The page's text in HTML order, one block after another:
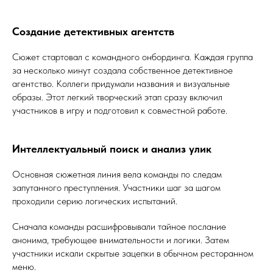
Создание детективных агентств
Сюжет стартовал с командного онбординга. Каждая группа
за несколько минут создала собственное детективное
агентство. Коллеги придумали названия и визуальные
образы. Этот легкий творческий этап сразу включил
участников в игру и подготовил к совместной работе.
Интеллектуальный поиск и анализ улик
Основная сюжетная линия вела команды по следам
запутанного преступления. Участники шаг за шагом
проходили серию логических испытаний.
Сначала команды расшифровывали тайное послание
анонима, требующее внимательности и логики. Затем
участники искали скрытые зацепки в обычном ресторанном
меню.